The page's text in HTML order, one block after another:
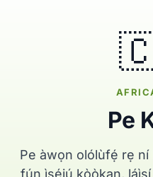
Pe
Pe àwọn olólùfẹ́ rẹ ní
fún ìṣẹ́jú kọ̀ọ̀kan,